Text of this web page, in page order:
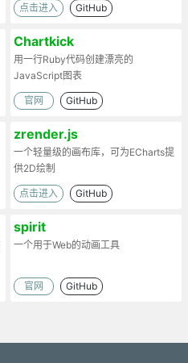
点击进入 GitHub
Chartkick
用一行Ruby代码创建漂亮的
JavaScript图表
官网 GitHub
zrender.js
一个轻量级的画布库，可为ECharts提
供2D绘制
点击进入 GitHub
spirit
一个用于Web的动画工具
官网 GitHub